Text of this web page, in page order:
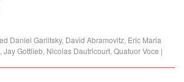
Daniel Garlitsky, David Abramovitz, Eric Maria
, Jay Gottlieb, Nicolas Dautricourt, Quatuor Voce |